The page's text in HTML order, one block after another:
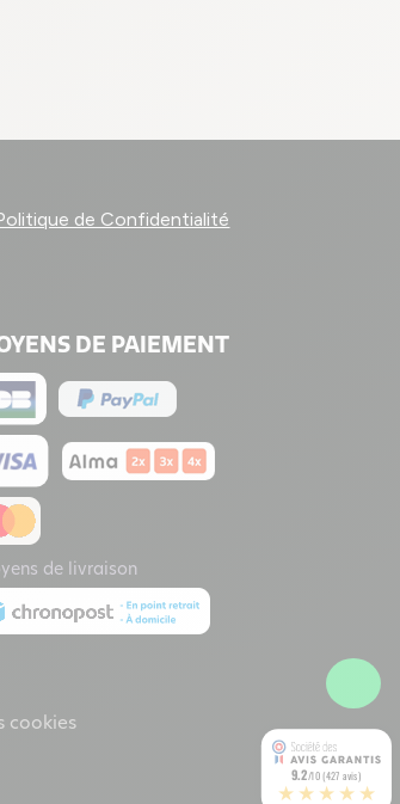
de Confidentialité
DE PAIEMENT
de livraison
cookies
9.2/10 (427 avis)
★★★★★